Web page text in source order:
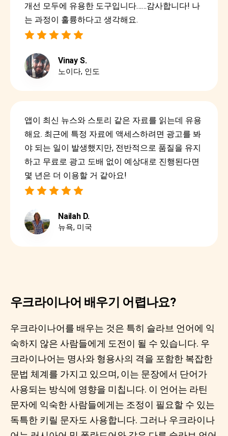
개선 모두에 유용한 도구입니다……감사합니다! 나
는 과정이 훌륭하다고 생각해요.
Vinay S.
노이다, 인도
앱이 최신 뉴스와 스토리 같은 자료를 읽는데 유용
해요. 최근에 특정 자료에 액세스하려면 광고를 봐
야 되는 일이 발생했지만, 전반적으로 품질을 유지
하고 무료로 광고 도배 없이 예상대로 진행된다면
몇 년은 더 이용할 거 같아요!
Nailah D.
뉴욕, 미국
우크라이나어 배우기 어렵나요?
우크라이나어를 배우는 것은 특히 슬라브 언어에 익
숙하지 않은 사람들에게 도전이 될 수 있습니다. 우
크라이나어는 명사와 형용사의 격을 포함한 복잡한
문법 체계를 가지고 있으며, 이는 문장에서 단어가
사용되는 방식에 영향을 미칩니다. 이 언어는 라틴
문자에 익숙한 사람들에게는 조정이 필요할 수 있는
독특한 키릴 문자도 사용합니다. 그러나 우크라이나